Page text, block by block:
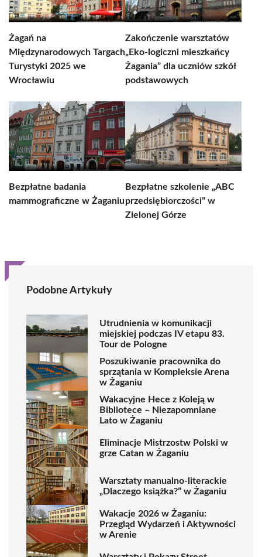
Żagań na
Międzynarodowych Targach
Turystyki 2025 we
Wrocławiu
Zakończenie warsztatów
„Eko-logiczni mieszkańcy
Żagania” dla uczniów szkół
podstawowych
Bezpłatne badania
mammograficzne w Żaganiu
Bezpłatne szkolenie „ABC
przedsiębiorczości” w
Zielonej Górze
Podobne Artykuły
Utrudnienia w komunikacji
miejskiej podczas IV etapu 83.
Tour de Pologne
Poszukiwanie pracownika do
sprzątania w Kompleksie Arena
w Żaganiu
Wakacyjne Hece z Koleją w
Bibliotece – Niezapomniane
Lato w Żaganiu
Eliminacje Mistrzostw Polski w
grze Catan w Żaganiu
Warsztaty manualno-literackie
„Dlaczego książka?” w Żaganiu
Wakacje 2026 w Żaganiu:
Przegląd Wydarzeń i Aktywności
w Arenie